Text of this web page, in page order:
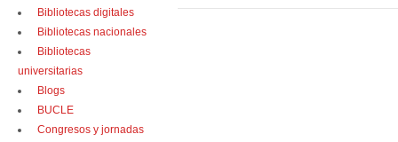
Bibliotecas digitales
Bibliotecas nacionales
Bibliotecas
universitarias
Blogs
BUCLE
Congresos y jornadas